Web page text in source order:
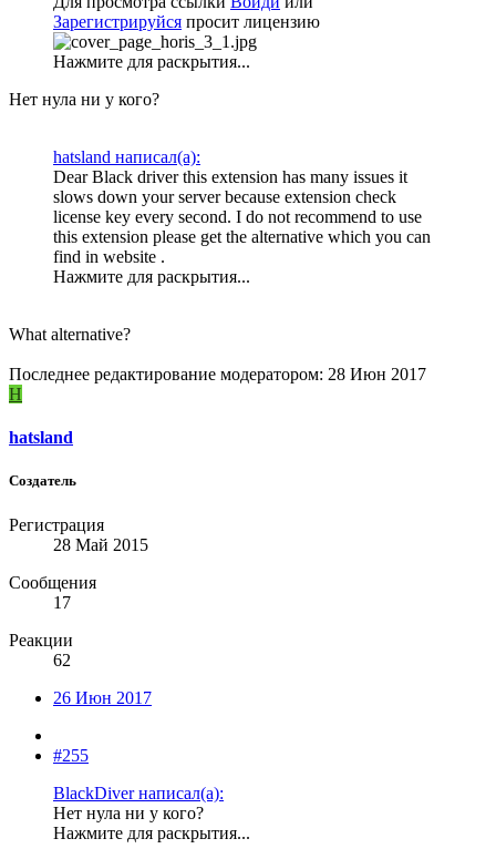
Зарегистрируйся просит лицензию
Нажмите для раскрытия...
Нет нула ни у кого?
hatsland написал(а):
Dear Black driver this extension has many issues it
slows down your server because extension check
license key every second. I do not recommend to use
this extension please get the alternative which you can
find in website .
Нажмите для раскрытия...
What alternative?
Последнее редактирование модератором: 28 Июн 2017
H
hatsland
Создатель
Регистрация
28 Май 2015
Сообщения
17
Реакции
62
26 Июн 2017
#255
BlackDiver написал(а):
Нет нула ни у кого?
Нажмите для раскрытия...